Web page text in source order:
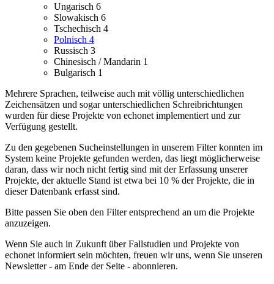
Ungarisch 6
Slowakisch 6
Tschechisch 4
Polnisch 4
Russisch 3
Chinesisch / Mandarin 1
Bulgarisch 1
Mehrere Sprachen, teilweise auch mit völlig unterschiedlichen
Zeichensätzen und sogar unterschiedlichen Schreibrichtungen
wurden für diese Projekte von echonet implementiert und zur
Verfügung gestellt.
Zu den gegebenen Sucheinstellungen in unserem Filter konnten im
System keine Projekte gefunden werden, das liegt möglicherweise
daran, dass wir noch nicht fertig sind mit der Erfassung unserer
Projekte, der aktuelle Stand ist etwa bei 10 % der Projekte, die in
dieser Datenbank erfasst sind.
Bitte passen Sie oben den Filter entsprechend an um die Projekte
anzuzeigen.
Wenn Sie auch in Zukunft über Fallstudien und Projekte von
echonet informiert sein möchten, freuen wir uns, wenn Sie unseren
Newsletter - am Ende der Seite - abonnieren.